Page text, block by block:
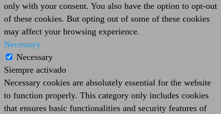
only with your consent. You also have the option to opt-out
of these cookies. But opting out of some of these cookies
may affect your browsing experience.
Necessary
Necessary
Siempre activado
Necessary cookies are absolutely essential for the website
to function properly. This category only includes cookies
that ensures basic functionalities and security features of